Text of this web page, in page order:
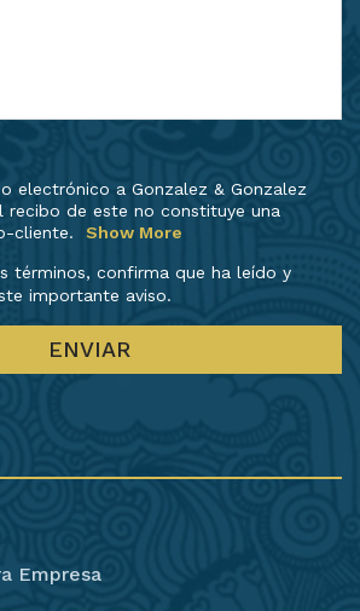
electrónico a Gonzalez & Gonzalez
recibo de este no constituye una
cliente.
Show More
términos, confirma que ha leído y
importante aviso.
Empresa